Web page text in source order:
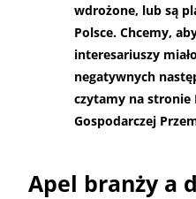
wdrożone, lub są
Polsce. Chcemy,
interesariuszy
negatywnych
czytamy na stronie
Gospodarczej
Apel branży a